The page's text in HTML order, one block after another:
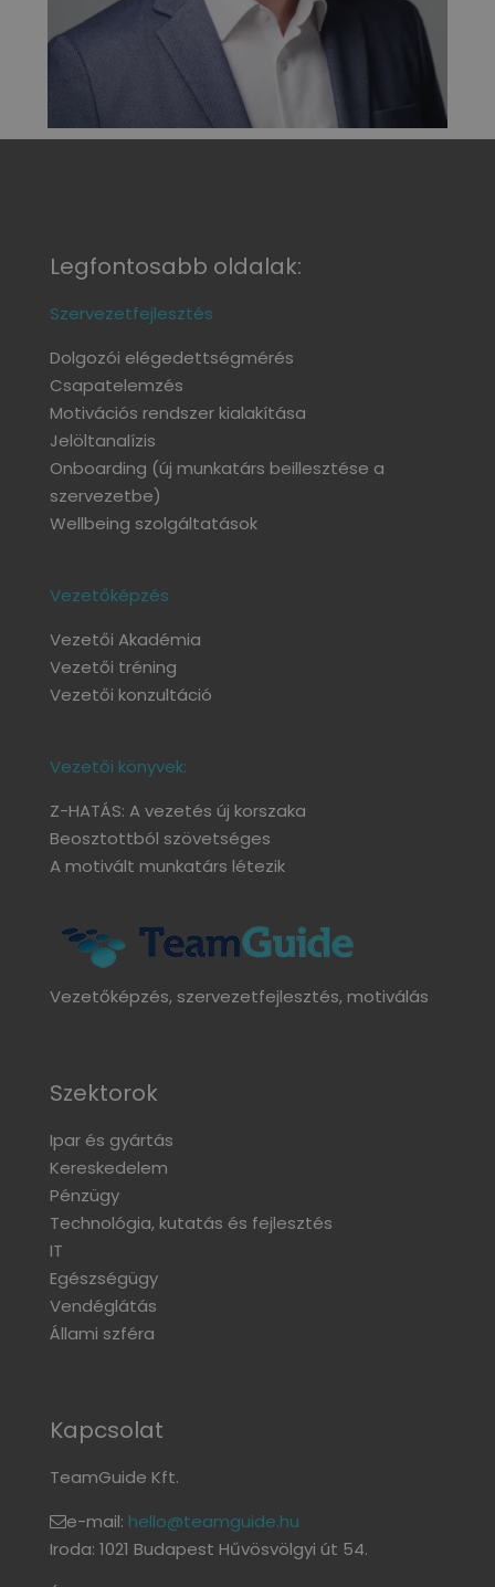
Legfontosabb oldalak:
Szervezetfejlesztés
Dolgozói elégedettségmérés
Csapatelemzés
Motivációs rendszer kialakítása
Jelöltanalízis
Onboarding (új munkatárs beillesztése a
szervezetbe)
Wellbeing szolgáltatások
Vezetőképzés
Vezetői Akadémia
Vezetői tréning
Vezetői konzultáció
Vezetői könyvek:
Z-HATÁS: A vezetés új korszaka
Beosztottból szövetséges
A motivált munkatárs létezik
Vezetőképzés, szervezetfejlesztés, motiválás
Szektorok
Ipar és gyártás
Kereskedelem
Pénzügy
Technológia, kutatás és fejlesztés
IT
Egészségügy
Vendéglátás
Állami szféra
Kapcsolat
TeamGuide Kft.
e-mail: hello@teamguide.hu
Iroda: 1021 Budapest Hűvösvölgyi út 54.